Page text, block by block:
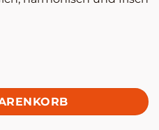
Condiment Menge